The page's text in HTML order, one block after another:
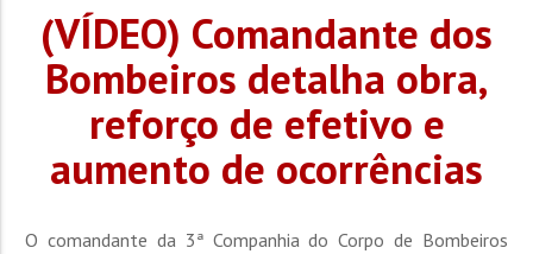
(VÍDEO) Comandante dos
Bombeiros detalha obra,
reforço de efetivo e
aumento de ocorrências
O comandante da 3ª Companhia do Corpo de Bombeiros